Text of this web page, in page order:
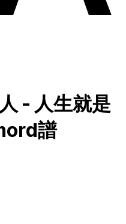
- 人生就是
譜